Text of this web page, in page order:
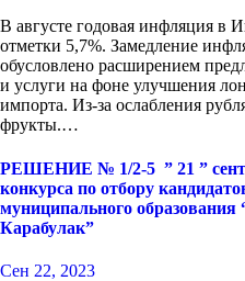
В августе годовая инфляция в
отметки 5,7%. Замедление
обусловлено расширением
и услуги на фоне улучшения
импорта. Из-за ослабления
фрукты.…
РЕШЕНИЕ № 1/2-5 ​ ” 21 ”
конкурса по отбору
муниципального образования
Карабулак”
Сен 22, 2023